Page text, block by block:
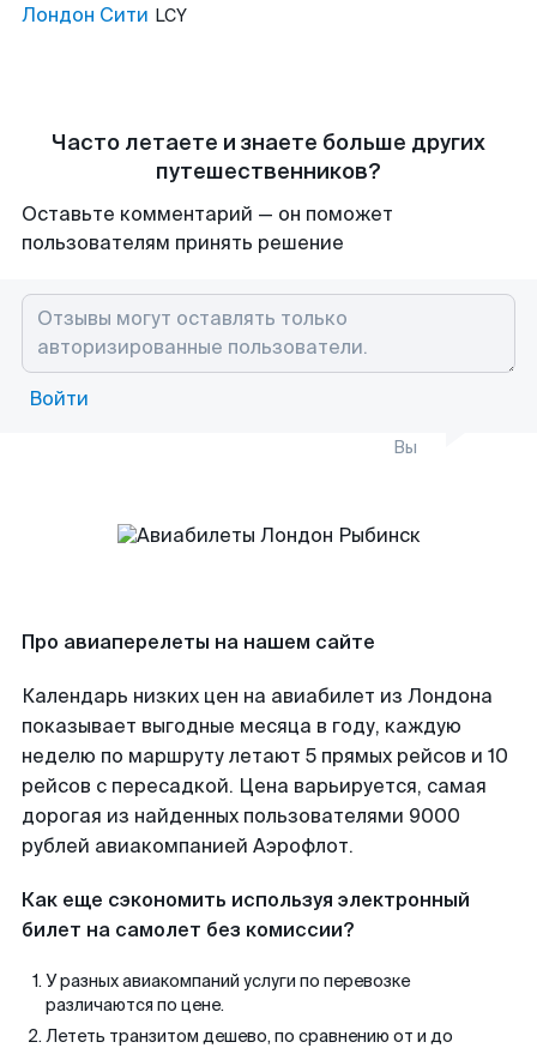
Лондон Сити LCY
Часто летаете и знаете больше других
путешественников?
Оставьте комментарий — он поможет
пользователям принять решение
Войти
Вы
Про авиаперелеты на нашем сайте
Календарь низких цен на авиабилет из Лондона
показывает выгодные месяца в году, каждую
неделю по маршруту летают 5 прямых рейсов и 10
рейсов с пересадкой. Цена варьируется, самая
дорогая из найденных пользователями 9000
рублей авиакомпанией Аэрофлот.
Как еще сэкономить используя электронный
билет на самолет без комиссии?
У разных авиакомпаний услуги по перевозке
различаются по цене.
Лететь транзитом дешево, по сравнению от и до